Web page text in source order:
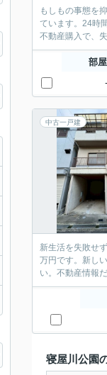
もしもの事態を
ています。24時
不動産購入で、
部
-
中古一戸建
新生活を失敗せ
万円です。新し
い。不動産情報
寝屋川公園